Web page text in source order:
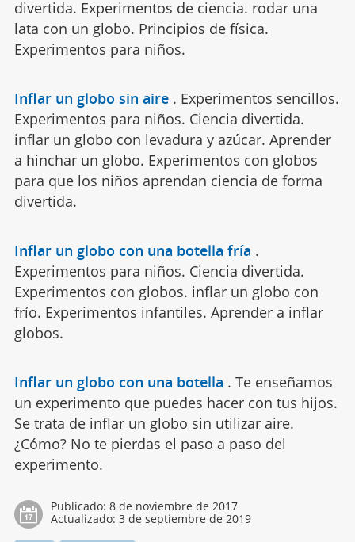
divertida. Experimentos de ciencia. rodar una
lata con un globo. Principios de física.
Experimentos para niños.
Inflar un globo sin aire . Experimentos sencillos.
Experimentos para niños. Ciencia divertida.
inflar un globo con levadura y azúcar. Aprender
a hinchar un globo. Experimentos con globos
para que los niños aprendan ciencia de forma
divertida.
Inflar un globo con una botella fría .
Experimentos para niños. Ciencia divertida.
Experimentos con globos. inflar un globo con
frío. Experimentos infantiles. Aprender a inflar
globos.
Inflar un globo con una botella . Te enseñamos
un experimento que puedes hacer con tus hijos.
Se trata de inflar un globo sin utilizar aire.
¿Cómo? No te pierdas el paso a paso del
experimento.
Publicado: 8 de noviembre de 2017
Actualizado: 3 de septiembre de 2019